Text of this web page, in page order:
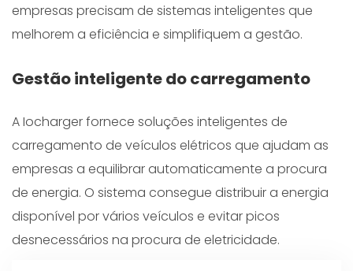
empresas precisam de sistemas inteligentes que
melhorem a eficiência e simplifiquem a gestão.
Gestão inteligente do carregamento
A Iocharger fornece soluções inteligentes de
carregamento de veículos elétricos que ajudam as
empresas a equilibrar automaticamente a procura
de energia. O sistema consegue distribuir a energia
disponível por vários veículos e evitar picos
desnecessários na procura de eletricidade.